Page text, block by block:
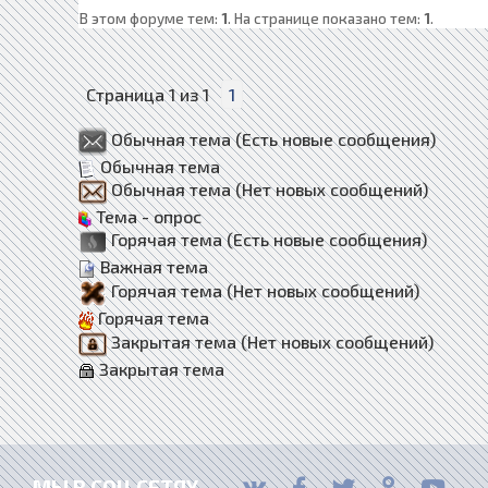
В этом форуме тем: 1. На странице показано тем: 1.
Страница1из1 1
Обычная тема (Есть новые сообщения)
Обычная тема
Обычная тема (Нет новых сообщений)
Тема - опрос
Горячая тема (Есть новые сообщения)
Важная тема
Горячая тема (Нет новых сообщений)
Горячая тема
Закрытая тема (Нет новых сообщений)
Закрытая тема